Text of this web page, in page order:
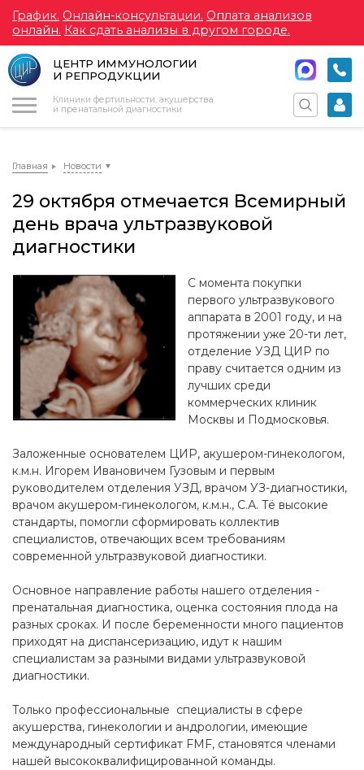
График. Онлайн-консультации. Оплата анализов
онлайн. Как сдать анализы в другом городе.
ЦЕНТР ИММУНОЛОГИИ
И РЕПРОДУКЦИИ
Клиники фертильности, акушерства
и пренатальной диагностики
Главная Новости
29 октября отмечается Всемирный
день врача ультразвуковой
диагностики
С момента покупки
первого ультразвукового
аппарата в 2001 году, и на
протяжении уже 20-ти лет,
отделение УЗД ЦИР по
праву считается одним из
лучших среди
коммерческих клиник
Москвы и Подмосковья.
Заложенные основателем ЦИР, акушером-гинекологом,
к.м.н. Игорем Ивановичем Гузовым и первым
руководителем отделения УЗД, врачом УЗ-диагностики,
врачом акушером-гинекологом, к.м.н., С.А. Тё высокие
стандарты, помогли сформировать коллектив
специалистов, отвечающих всем требованиям
современной ультразвуковой диагностики.
Основное направление работы нашего отделения -
пренатальная диагностика, оценка состояния плода на
разных сроках. И после беременности много пациентов
приходят на диспансеризацию, идут к нашим
специалистам за разными видами ультразвуковой
диагностики.
Только профессиональные специалисты в сфере
акушерства, гинекологии и андрологии, имеющие
международный сертификат FMF, становятся членами
нашей высококвалифицированной команды.